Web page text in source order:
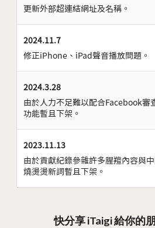
更新外部超連結網址及名稱。
2024.11.7
修正iPhone、iPad聲音播放問題。
2024.3.28
由於人力不足難以配合Facebook審
功能暫且下架。
2023.11.13
由於貢獻紀錄參雜許多腥羶內容與
燒燙燙新詞暫且下架。
快分享 iTaigi 給你的